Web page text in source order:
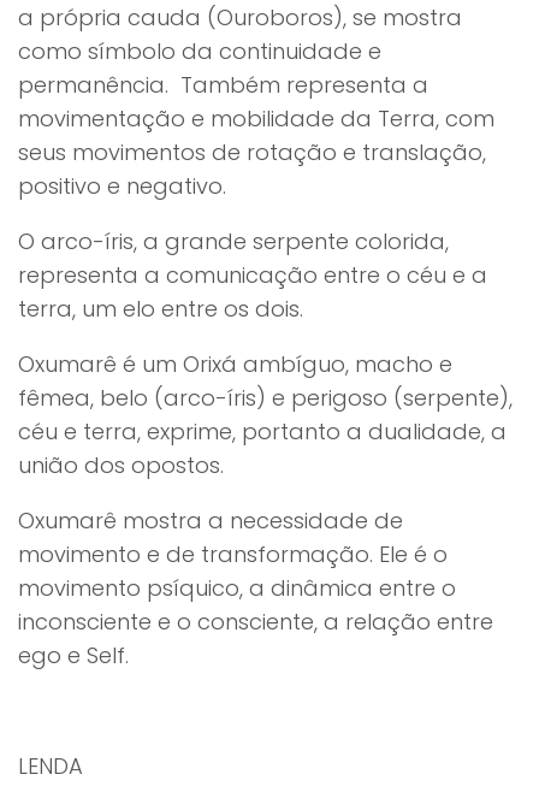
a própria cauda (Ouroboros), se mostra
como símbolo da continuidade e
permanência. Também representa a
movimentação e mobilidade da Terra, com
seus movimentos de rotação e translação,
positivo e negativo.
O arco-íris, a grande serpente colorida,
representa a comunicação entre o céu e a
terra, um elo entre os dois.
Oxumarê é um Orixá ambíguo, macho e
fêmea, belo (arco-íris) e perigoso (serpente),
céu e terra, exprime, portanto a dualidade, a
união dos opostos.
Oxumarê mostra a necessidade de
movimento e de transformação. Ele é o
movimento psíquico, a dinâmica entre o
inconsciente e o consciente, a relação entre
ego e Self.
LENDA